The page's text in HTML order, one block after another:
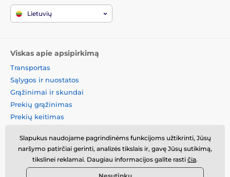
Lietuvių
Viskas apie apsipirkimą
Transportas
Sąlygos ir nuostatos
Grąžinimai ir skundai
Prekių grąžinimas
Prekių keitimas
Kontaktinė informacija
Informacija apie asmens
duomenų tvarkymą
Slapukus naudojame pagrindinėms funkcijoms užtikrinti, Jūsų
naršymo patirčiai gerinti, analizės tikslais ir, gavę Jūsų sutikimą,
tikslinei reklamai. Daugiau informacijos galite rasti čia.